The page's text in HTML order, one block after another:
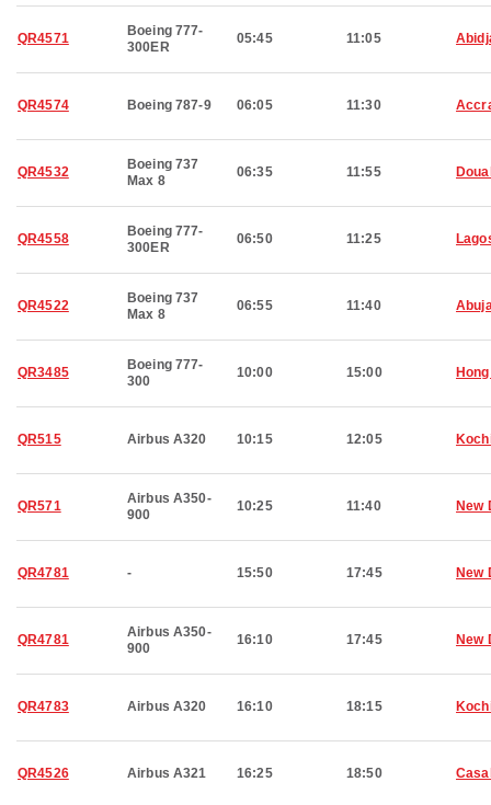
QR4571
Boeing 777-
300ER
05:45 11:05
QR4574 Boeing 787-9 06:05 11:30
QR4532
Boeing 737
Max 8
06:35 11:55
QR4558
Boeing 777-
300ER
06:50 11:25
QR4522
Boeing 737
Max 8
06:55 11:40
QR3485
Boeing 777-
300
10:00 15:00
QR515 Airbus A320 10:15 12:05
QR571
Airbus A350-
900
10:25 11:40 New
QR4781 - 15:50 17:45 New
QR4781
Airbus A350-
900
16:10 17:45 New
QR4783 Airbus A320 16:10 18:15
QR4526 Airbus A321 16:25 18:50